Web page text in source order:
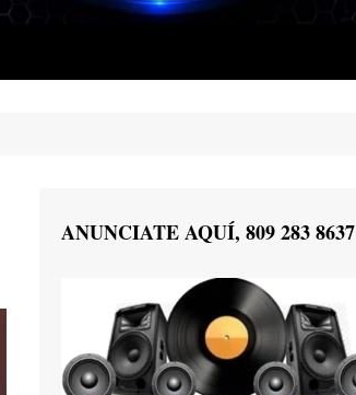
ANUNCIATE AQUÍ, 809 283 8637